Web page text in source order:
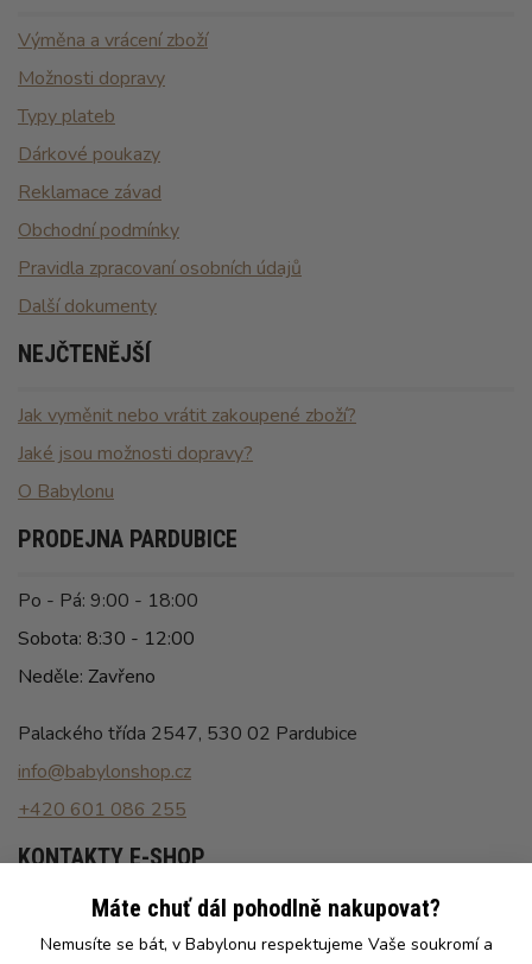
Výměna a vrácení zboží
Možnosti dopravy
Typy plateb
Dárkové poukazy
Reklamace závad
Obchodní podmínky
Pravidla zpracovaní osobních údajů
Další dokumenty
NEJČTENĚJŠÍ
Jak vyměnit nebo vrátit zakoupené zboží?
Jaké jsou možnosti dopravy?
O Babylonu
PRODEJNA PARDUBICE
Po - Pá: 9:00 - 18:00
Sobota: 8:30 - 12:00
Neděle: Zavřeno
Palackého třída 2547, 530 02 Pardubice
info@babylonshop.cz
+420 601 086 255
KONTAKTY E-SHOP
Po - Pá: 8:00 - 16:30
info@babylonshop.cz
Máte chuť dál pohodlně nakupovat?
Nemusíte se bát, v Babylonu respektujeme Vaše soukromí a